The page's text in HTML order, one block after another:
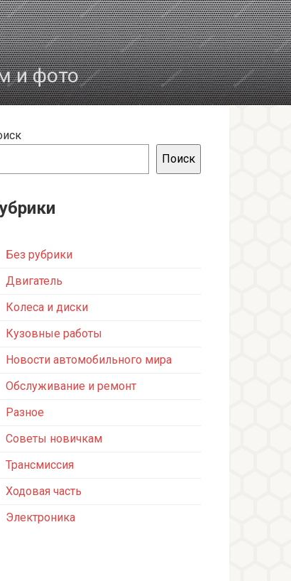
и фото
Поиск
Без рубрики
Двигатель
Колеса и диски
Кузовные работы
Новости автомобильного мира
Обслуживание и ремонт
Разное
Советы новичкам
Трансмиссия
Ходовая часть
Электроника